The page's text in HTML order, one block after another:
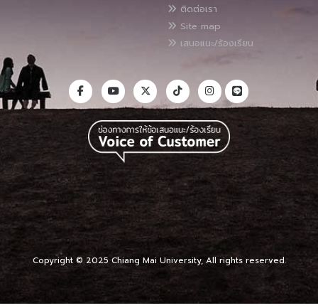
ติดต่อเรา
Site map
เสนอแนะ/ร้องเรียน
Copyright © 2025 Chiang Mai University, All rights reserved.